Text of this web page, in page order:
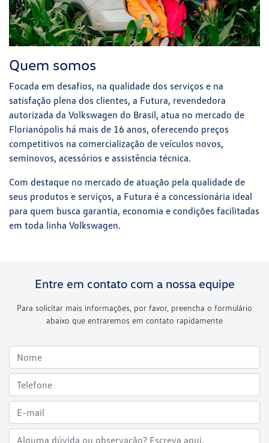
Quem somos
Focada em desafios, na qualidade dos serviços e na
satisfação plena dos clientes, a Futura, revendedora
autorizada da Volkswagen do Brasil, atua no mercado de
Florianópolis há mais de 16 anos, oferecendo preços
competitivos na comercialização de veículos novos,
seminovos, acessórios e assistência técnica.
Com destaque no mercado de atuação pela qualidade de
seus produtos e serviços, a Futura é a concessionária ideal
para quem busca garantia, economia e condições facilitadas
em toda linha Volkswagen.
Entre em contato com a nossa equipe
Para solicitar mais informações, por favor, preencha o formulário
abaixo que entraremos em contato rapidamente